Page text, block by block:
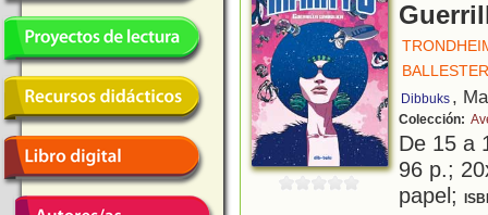
Dibbuks ,
Colección:
De 15 a
96 p.;
papel;